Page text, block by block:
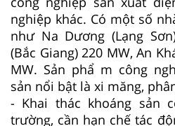
nghiệp khác. Có một số
như Na Dương (Lạng
(Bắc Giang) 220 MW, An
MW. Sản phẩ m công
sản nổi bật là xi măng,
- Khai thác khoáng sản
trường, cần hạn chế tác